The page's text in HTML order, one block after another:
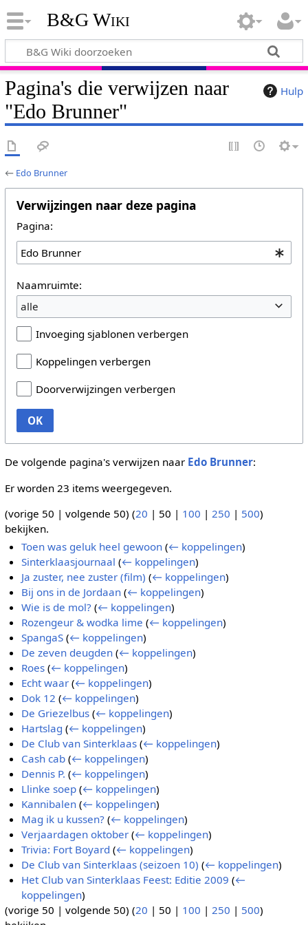
B&G Wiki
Hulp
Pagina's die verwijzen naar
"Edo Brunner"
← Edo Brunner
Verwijzingen naar deze pagina
Pagina:
Naamruimte:
alle
Invoeging sjablonen verbergen
Koppelingen verbergen
Doorverwijzingen verbergen
OK
De volgende pagina's verwijzen naar Edo Brunner:
Er worden 23 items weergegeven.
(vorige 50 | volgende 50) (20 | 50 | 100 | 250 | 500)
bekijken.
Toen was geluk heel gewoon (← koppelingen)
Sinterklaasjournaal (← koppelingen)
Ja zuster, nee zuster (film) (← koppelingen)
Bij ons in de Jordaan (← koppelingen)
Wie is de mol? (← koppelingen)
Rozengeur & wodka lime (← koppelingen)
SpangaS (← koppelingen)
De zeven deugden (← koppelingen)
Roes (← koppelingen)
Echt waar (← koppelingen)
Dok 12 (← koppelingen)
De Griezelbus (← koppelingen)
Hartslag (← koppelingen)
De Club van Sinterklaas (← koppelingen)
Cash cab (← koppelingen)
Dennis P. (← koppelingen)
Llinke soep (← koppelingen)
Kannibalen (← koppelingen)
Mag ik u kussen? (← koppelingen)
Verjaardagen oktober (← koppelingen)
Trivia: Fort Boyard (← koppelingen)
De Club van Sinterklaas (seizoen 10) (← koppelingen)
Het Club van Sinterklaas Feest: Editie 2009 (←
koppelingen)
(vorige 50 | volgende 50) (20 | 50 | 100 | 250 | 500)